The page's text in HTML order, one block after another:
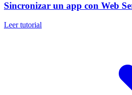
Sincronizar un app con Web
Leer tutorial